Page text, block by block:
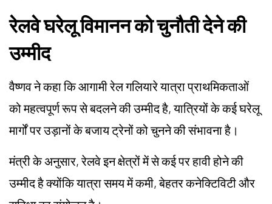
रेलवे घरेलू विमानन को चुनौती देने की
उम्मीद
वैष्णवने कहा कि आगामी रेल गलियारे यात्रा प्राथमिकताओं
को महत्वपूर्ण रूप से बदलने की उम्मीद है, यात्रियों के कई घरेलू
मार्गों पर उड़ानों के बजाय ट्रेनों को चुनने की संभावना है।
मंत्री के अनुसार, रेलवे इन क्षेत्रों में से कई पर हावी होने की
उम्मीद है क्योंकि यात्रा समय में कमी, बेहतर कनेक्टिविटी और